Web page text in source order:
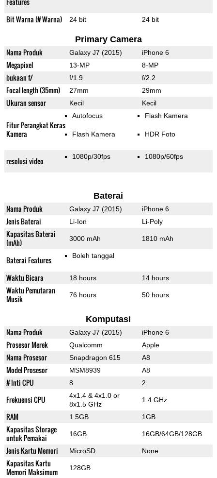
Bit Warna (# Warna) 24 bit 24 bit
Primary Camera
Nama Produk Galaxy J7 (2015) iPhone 6
Megapixel 13-MP 8-MP
bukaan f/ f/1.9 f/2.2
Focal length (35mm) 27mm 29mm
Ukuran sensor Kecil Kecil
Fitur Perangkat Keras
Kamera
Autofocus
Flash Kamera
Flash Kamera
HDR Foto
resolusi video 1080p/30fps 1080p/60fps
Baterai
Nama Produk Galaxy J7 (2015) iPhone 6
Jenis Baterai Li-Ion Li-Poly
Kapasitas Baterai
(mAh)
3000 mAh 1810 mAh
Baterai Features Boleh tanggal
Waktu Bicara 18 hours 14 hours
Waktu Pemutaran
Musik
76 hours 50 hours
Komputasi
Nama Produk Galaxy J7 (2015) iPhone 6
Prosesor Merek Qualcomm Apple
Nama Prosesor Snapdragon 615 A8
Model Prosesor MSM8939 A8
# Inti CPU 8 2
Frekuensi CPU
4x1.4 & 4x1.0 or
8x1.5 GHz
1.4 GHz
RAM 1.5GB 1GB
Kapasitas Storage
untuk Pemakai
16GB 16GB/64GB/128GB
Jenis Kartu Memori MicroSD None
Kapasitas Kartu
Memori Maksimum
128GB